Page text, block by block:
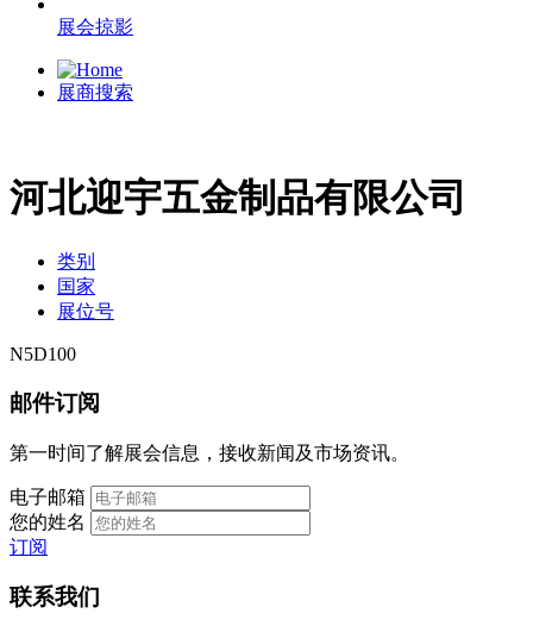
展会掠影
展商搜索
河北迎宇五金制品有限公司
类别
国家
展位号
N5D100
邮件订阅
第一时间了解展会信息，接收新闻及市场资讯。
电子邮箱
您的姓名
订阅
联系我们